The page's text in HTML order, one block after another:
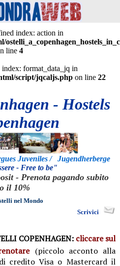
index: action in
line4
format_data_jq in
script/jqcaljs.php on line22
- Hostels
Juveniles / Jugendherberge
- Free to be"
- Prenota pagando subito
il 10%
nel Mondo
Scrivici
COPENHAGEN: cliccare sul
(piccolo acconto alla
credito Visa o Mastercard il